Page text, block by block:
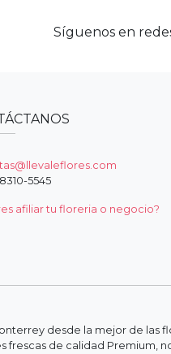
Síguenos en
5545
afiliar tu floreria o negocio?
desde la mejor de las
frescas de calidad Premium,